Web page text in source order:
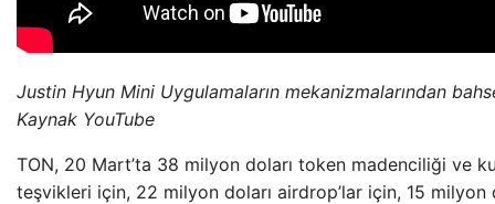
Justin Hyun Mini Uygulamaların mekanizmalarından
Kaynak YouTube
TON, 20 Mart’ta 38 milyon doları token madenciliği ve
teşvikleri için, 22 milyon doları airdrop’lar için, 15 milyon